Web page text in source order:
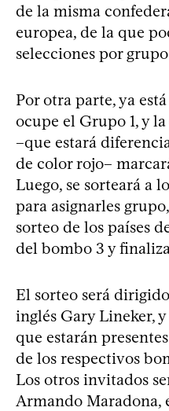
de la misma
europea, de la que
selecciones por
Por otra parte, ya
ocupe el Grupo 1, y
–que estará
de color rojo–
Luego, se sorteará a
para asignarles
sorteo de los países
del bombo 3 y
El sorteo será
inglés Gary Lineker,
que estarán
de los respectivos
Los otros invitados
Armando Maradona,